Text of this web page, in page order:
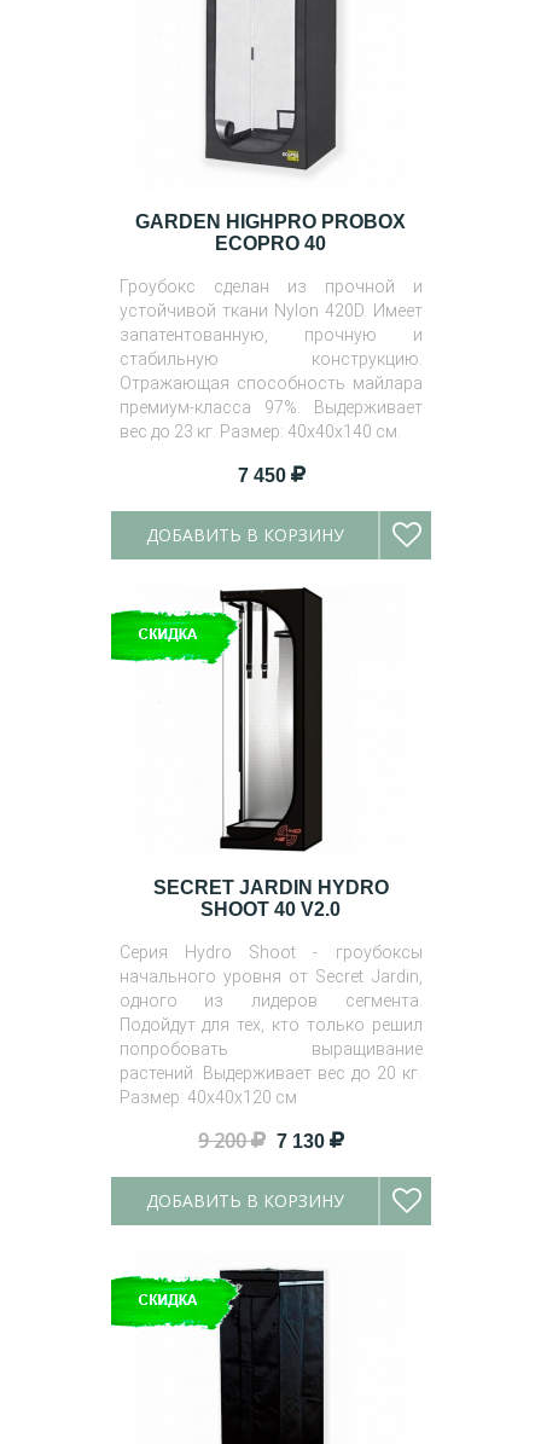
GARDEN HIGHPRO PROBOX
ECOPRO 40
Гроубокс сделан из прочной и
устойчивой ткани Nylon 420D. Имеет
запатентованную, прочную и
стабильную конструкцию.
Отражающая способность майлара
премиум-класса 97%. Выдерживает
вес до 23 кг. Размер: 40x40x140 см.
7 450
ДОБАВИТЬ В КОРЗИНУ
SECRET JARDIN HYDRO
SHOOT 40 V2.0
Серия Hydro Shoot - гроубоксы
начального уровня от Secret Jardin,
одного из лидеров сегмента.
Подойдут для тех, кто только решил
попробовать выращивание
растений. Выдерживает вес до 20 кг.
Размер: 40х40х120 см
9 200 7 130
ДОБАВИТЬ В КОРЗИНУ